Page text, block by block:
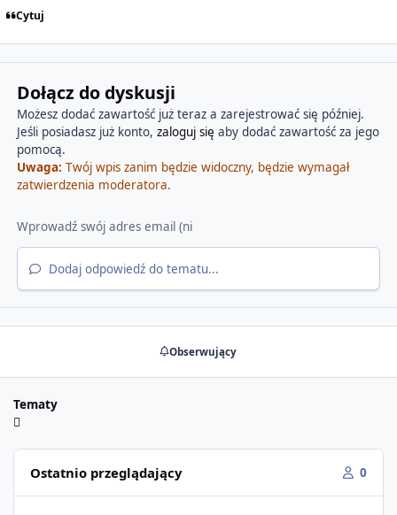
Cytuj
Dołącz do dyskusji
Możesz dodać zawartość już teraz a zarejestrować się później.
Jeśli posiadasz już konto, zaloguj się aby dodać zawartość za jego
pomocą.
Uwaga: Twój wpis zanim będzie widoczny, będzie wymagał
zatwierdzenia moderatora.
Dodaj odpowiedź do tematu...
Obserwujący
Tematy
Ostatnio przeglądający 0